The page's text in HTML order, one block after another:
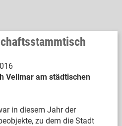
Vellmar am städtischen
in diesem Jahr der
zu dem die Stadt